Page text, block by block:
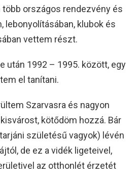
országos rendezvény és
lebonyolításában, klubok és
vettem részt.
után 1992 – 1995. között, egy
el tanítani.
Szarvasra és nagyon
kötődöm hozzá. Bár
születésű vagyok) lévén
de ez a vidék ligeteivel,
az otthonlét érzetét